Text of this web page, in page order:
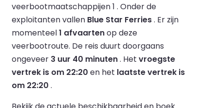
veerbootmaatschappijen 1 . Onder de
exploitanten vallen Blue Star Ferries. Er zijn
momenteel1 afvaartenop deze
veerbootroute. De reis duurt doorgaans
ongeveer 3 uur 40 minuten. Het vroegste
vertrek is om 22:20 en het laatste vertrek is
om 22:20 .